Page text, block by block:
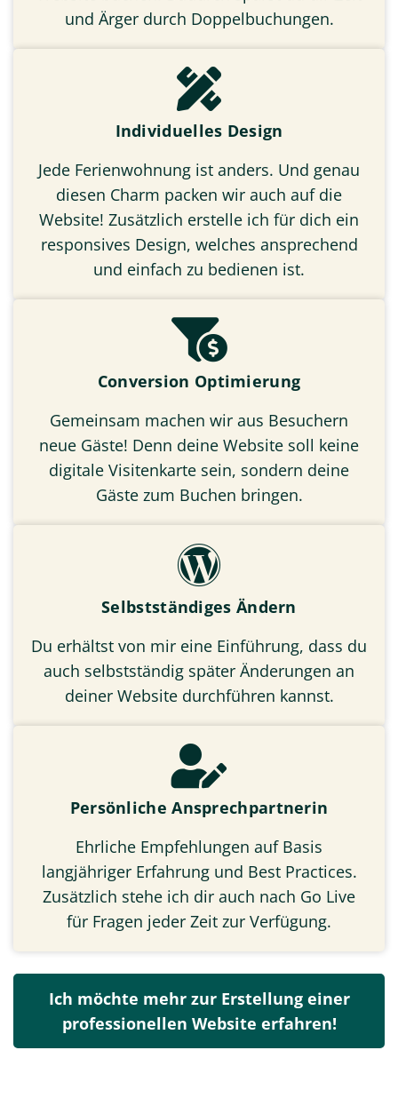
und Ärger durch Doppelbuchungen.
Individuelles Design
Jede Ferienwohnung ist anders. Und genau
diesen Charm packen wir auch auf die
Website! Zusätzlich erstelle ich für dich ein
responsives Design, welches ansprechend
und einfach zu bedienen ist.
Conversion Optimierung
Gemeinsam machen wir aus Besuchern
neue Gäste! Denn deine Website soll keine
digitale Visitenkarte sein, sondern deine
Gäste zum Buchen bringen.
Selbstständiges Ändern
Du erhältst von mir eine Einführung, dass du
auch selbstständig später Änderungen an
deiner Website durchführen kannst.
Persönliche Ansprechpartnerin
Ehrliche Empfehlungen auf Basis
langjähriger Erfahrung und Best Practices.
Zusätzlich stehe ich dir auch nach Go Live
für Fragen jeder Zeit zur Verfügung.
Ich möchte mehr zur Erstellung einer
professionellen Website erfahren!